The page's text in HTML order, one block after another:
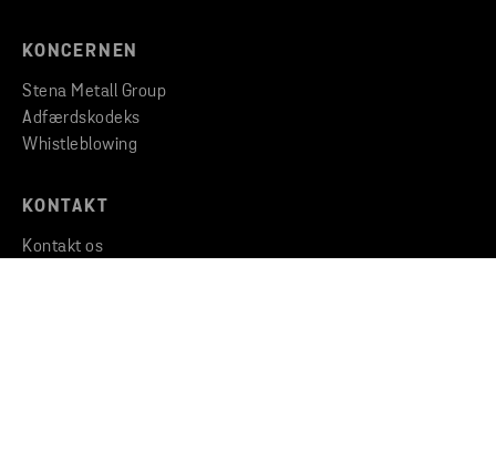
KONCERNEN
Stena Metall Group
Adfærdskodeks
Whistleblowing
KONTAKT
Kontakt os